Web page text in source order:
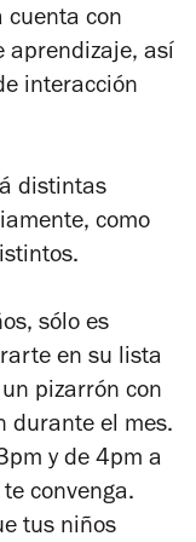
cuenta con
aprendizaje, así
interacción
distintas
como
sólo es
en su lista
pizarrón con
durante el mes.
y de 4pm a
convenga.
tus niños